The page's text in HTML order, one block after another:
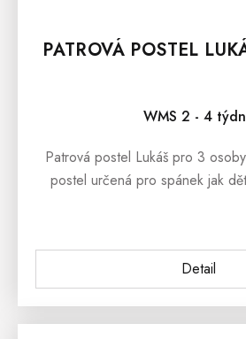
PATROVÁ POSTEL
WMS 2 - 4
Detail
Patrová postel Lukáš pro 3
postel určená pro spánek jak
spojuje se